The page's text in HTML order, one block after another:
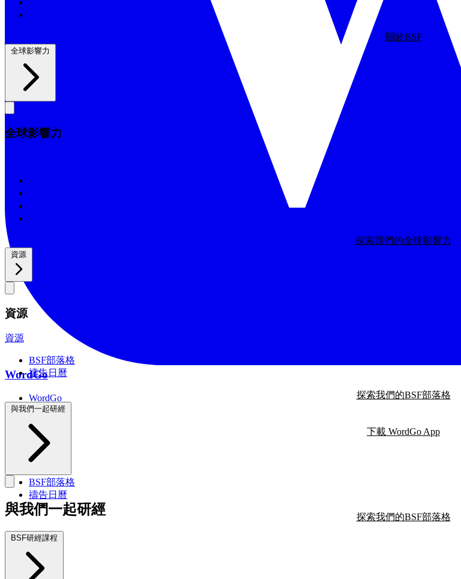
WordGo
WordGo
課程
下載 WordGo App
BSF部落格
禱告日曆
探索我們的BSF部落格
關於BSF
全球影響力
全球影響力
探索我們的全球影響力
資源
資源
資源
BSF部落格
禱告日曆
探索我們的BSF部落格
與我們一起研經
與我們一起研經
BSF研經課程